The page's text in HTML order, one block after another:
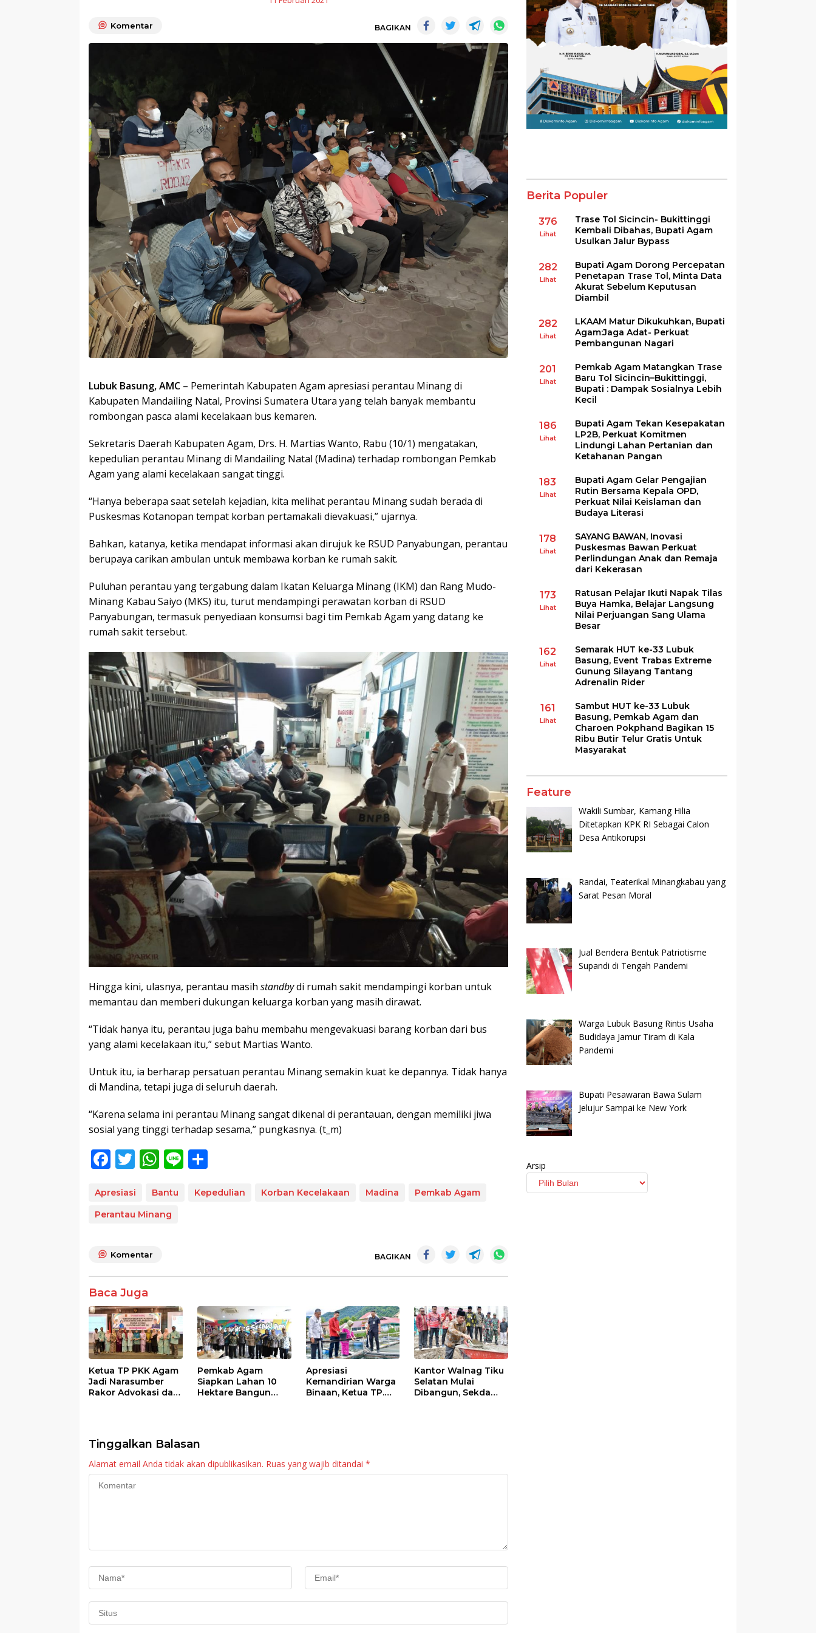
Komentar BAGIKAN
Lubuk Basung, AMC – Pemerintah Kabupaten Agam apresiasi perantau Minang di
Kabupaten Mandailing Natal, Provinsi Sumatera Utara yang telah banyak membantu
rombongan pasca alami kecelakaan bus kemaren.
Sekretaris Daerah Kabupaten Agam, Drs. H. Martias Wanto, Rabu (10/1) mengatakan,
kepedulian perantau Minang di Mandailing Natal (Madina) terhadap rombongan Pemkab
Agam yang alami kecelakaan sangat tinggi.
“Hanya beberapa saat setelah kejadian, kita melihat perantau Minang sudah berada di
Puskesmas Kotanopan tempat korban pertamakali dievakuasi,” ujarnya.
Bahkan, katanya, ketika mendapat informasi akan dirujuk ke RSUD Panyabungan, perantau
berupaya carikan ambulan untuk membawa korban ke rumah sakit.
Puluhan perantau yang tergabung dalam Ikatan Keluarga Minang (IKM) dan Rang Mudo-
Minang Kabau Saiyo (MKS) itu, turut mendampingi perawatan korban di RSUD
Panyabungan, termasuk penyediaan konsumsi bagi tim Pemkab Agam yang datang ke
rumah sakit tersebut.
Hingga kini, ulasnya, perantau masih standbydi rumah sakit mendampingi korban untuk
memantau dan memberi dukungan keluarga korban yang masih dirawat.
“Tidak hanya itu, perantau juga bahu membahu mengevakuasi barang korban dari bus
yang alami kecelakaan itu,” sebut Martias Wanto.
Untuk itu, ia berharap persatuan perantau Minang semakin kuat ke depannya. Tidak hanya
di Mandina, tetapi juga di seluruh daerah.
“Karena selama ini perantau Minang sangat dikenal di perantauan, dengan memiliki jiwa
sosial yang tinggi terhadap sesama,” pungkasnya. (t_m)
F
e
b
o
k
T
itt
er
W
at
s
p
Li
ar
Apresiasi Bantu Kepedulian Korban Kecelakaan Madina
Pemkab Agam
Perantau Minang
Komentar BAGIKAN
Baca Juga
Ketua TP PKK Agam
Jadi Narasumber
Rakor Advokasi dan
Pemkab Agam
Siapkan Lahan 10
Hektare Bangun
Apresiasi
Kemandirian Warga
Binaan, Ketua TP.
Kantor Walnag Tiku
Selatan Mulai
Dibangun, Sekda
Tinggalkan Balasan
Alamat email Anda tidak akan dipublikasikan. Ruas yang wajib ditandai *
Berita Populer
376
Lihat
Trase Tol Sicincin- Bukittinggi
Kembali Dibahas, Bupati Agam
Usulkan Jalur Bypass
282
Lihat
Bupati Agam Dorong Percepatan
Penetapan Trase Tol, Minta Data
Akurat Sebelum Keputusan
Diambil
282
Lihat
LKAAM Matur Dikukuhkan, Bupati
Agam:Jaga Adat- Perkuat
Pembangunan Nagari
201
Lihat
Pemkab Agam Matangkan Trase
Baru Tol Sicincin–Bukittinggi,
Bupati : Dampak Sosialnya Lebih
Kecil
186
Lihat
Bupati Agam Tekan Kesepakatan
LP2B, Perkuat Komitmen
Lindungi Lahan Pertanian dan
Ketahanan Pangan
183
Lihat
Bupati Agam Gelar Pengajian
Rutin Bersama Kepala OPD,
Perkuat Nilai Keislaman dan
Budaya Literasi
178
Lihat
SAYANG BAWAN, Inovasi
Puskesmas Bawan Perkuat
Perlindungan Anak dan Remaja
dari Kekerasan
173
Lihat
Ratusan Pelajar Ikuti Napak Tilas
Buya Hamka, Belajar Langsung
Nilai Perjuangan Sang Ulama
Besar
162
Lihat
Semarak HUT ke-33 Lubuk
Basung, Event Trabas Extreme
Gunung Silayang Tantang
Adrenalin Rider
161
Lihat
Sambut HUT ke-33 Lubuk
Basung, Pemkab Agam dan
Charoen Pokphand Bagikan 15
Ribu Butir Telur Gratis Untuk
Masyarakat
Feature
Wakili Sumbar, Kamang Hilia
Ditetapkan KPK RI Sebagai Calon
Desa Antikorupsi
Randai, Teaterikal Minangkabau yang
Sarat Pesan Moral
Jual Bendera Bentuk Patriotisme
Supandi di Tengah Pandemi
Warga Lubuk Basung Rintis Usaha
Budidaya Jamur Tiram di Kala
Pandemi
Bupati Pesawaran Bawa Sulam
Jelujur Sampai ke New York
Arsip